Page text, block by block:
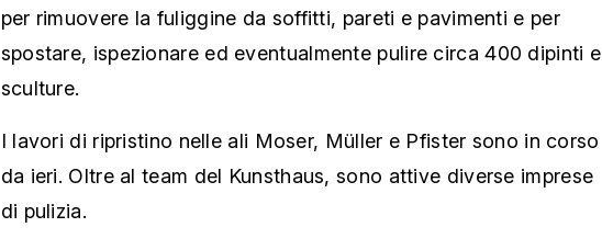
per rimuovere la fuliggine da soffitti, pareti e pavimenti e per
spostare, ispezionare ed eventualmente pulire circa 400 dipinti e
sculture.
I lavori di ripristino nelle ali Moser, Müller e Pfister sono in corso
da ieri. Oltre al team del Kunsthaus, sono attive diverse imprese
di pulizia.